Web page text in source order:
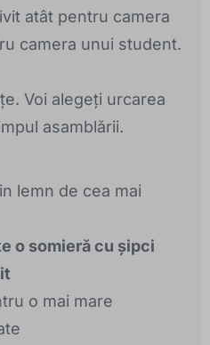
atât pentru camera
camera unui student.
Voi alegeți urcarea
asamblării.
lemn de cea mai
o somieră cu șipci
o mai mare